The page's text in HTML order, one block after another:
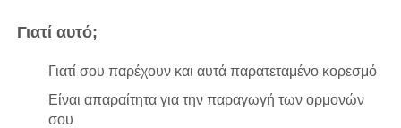
Γιατί αυτό;
Γιατί σου παρέχουν και αυτά παρατεταμένο κορεσμό
Είναι απαραίτητα για την παραγωγή των ορμονών
σου